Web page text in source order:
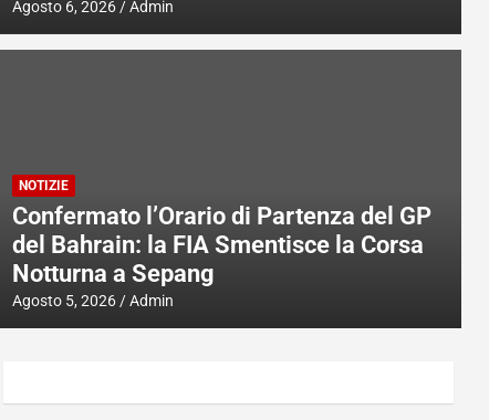
Agosto 6, 2026 Admin
NOTIZIE
Confermato l’Orario di Partenza del GP
del Bahrain: la FIA Smentisce la Corsa
Notturna a Sepang
Agosto 5, 2026 Admin